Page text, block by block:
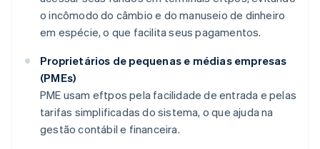
o incômodo do câmbio e do manuseio de dinheiro
em espécie, o que facilita seus pagamentos.
Proprietários de pequenas e médias empresas
(PMEs)
PME usam eftpos pela facilidade de entrada e pelas
tarifas simplificadas do sistema, o que ajuda na
gestão contábil e financeira.